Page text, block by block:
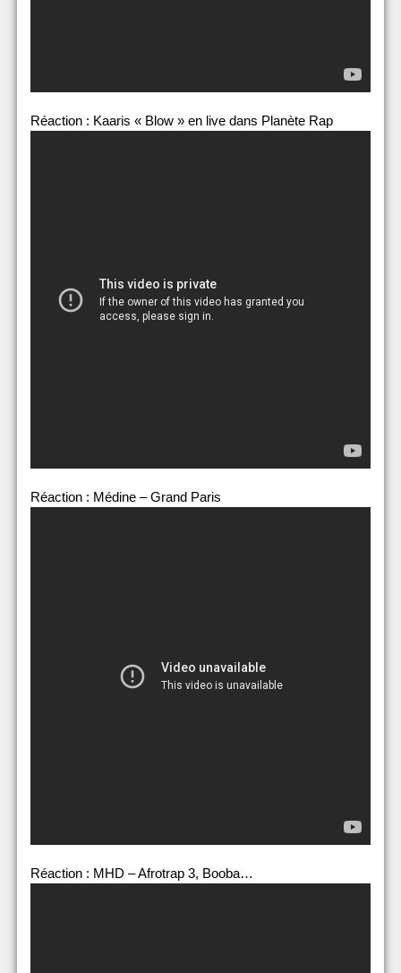
Réaction : Kaaris « Blow » en live dans Planète Rap
Réaction : Médine – Grand Paris
Réaction : MHD – Afrotrap 3, Booba…